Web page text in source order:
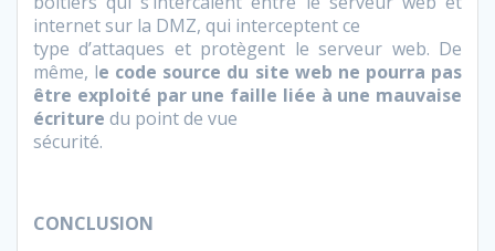
internet sur la DMZ, qui interceptent ce
type d’attaques et protègent le serveur web. De
même, le code source du site web ne pourra pas
être exploité par une faille liée à une mauvaise
écriture du point de vue
sécurité.
CONCLUSION